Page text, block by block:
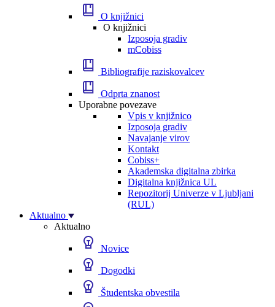
O knjižnici
O knjižnici
Izposoja gradiv
mCobiss
Bibliografije raziskovalcev
Odprta znanost
Uporabne povezave
Vpis v knjižnico
Izposoja gradiv
Navajanje virov
Kontakt
Cobiss+
Akademska digitalna zbirka
Digitalna knjižnica UL
Repozitorij Univerze v Ljubljani
(RUL)
Aktualno
Aktualno
Novice
Dogodki
Študentska obvestila